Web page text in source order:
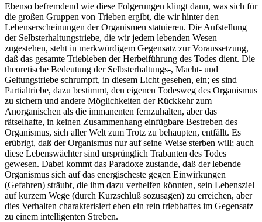
Ebenso befremdend wie diese Folgerungen klingt dann, was sich für
die großen Gruppen von Trieben ergibt, die wir hinter den
Lebenserscheinungen der Organismen statuieren. Die Aufstellung
der Selbsterhaltungstriebe, die wir jedem lebenden Wesen
zugestehen, steht in merkwürdigem Gegensatz zur Voraussetzung,
daß das gesamte Triebleben der Herbeiführung des Todes dient. Die
theoretische Bedeutung der Selbsterhaltungs-, Macht- und
Geltungstriebe schrumpft, in diesem Licht gesehen, ein; es sind
Partialtriebe, dazu bestimmt, den eigenen Todesweg des Organismus
zu sichern und andere Möglichkeiten der Rückkehr zum
Anorganischen als die immanenten fernzuhalten, aber das
rätselhafte, in keinen Zusammenhang einfügbare Bestreben des
Organismus, sich aller Welt zum Trotz zu behaupten, entfällt. Es
erübrigt, daß der Organismus nur auf seine Weise sterben will; auch
diese Lebenswächter sind ursprünglich Trabanten des Todes
gewesen. Dabei kommt das Paradoxe zustande, daß der lebende
Organismus sich auf das energischeste gegen Einwirkungen
(Gefahren) sträubt, die ihm dazu verhelfen könnten, sein Lebensziel
auf kurzem Wege (durch Kurzschluß sozusagen) zu erreichen, aber
dies Verhalten charakterisiert eben ein rein triebhaftes im Gegensatz
zu einem intelligenten Streben.